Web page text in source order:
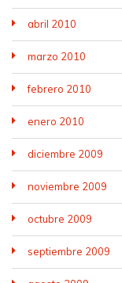
abril 2010
marzo 2010
febrero 2010
enero 2010
diciembre 2009
noviembre 2009
octubre 2009
septiembre 2009